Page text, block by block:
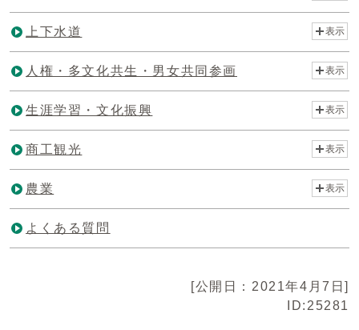
上下水道 表示
人権・多文化共生・男女共同参画 表示
生涯学習・文化振興 表示
商工観光 表示
農業 表示
よくある質問
[公開日：2021年4月7日]
ID:25281